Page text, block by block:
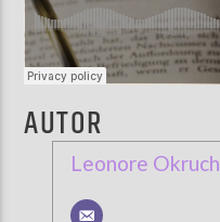
AUTOR
Leonore Okruch